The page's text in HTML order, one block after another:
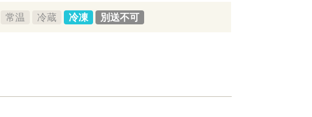
常温 冷蔵 冷凍 別送不可